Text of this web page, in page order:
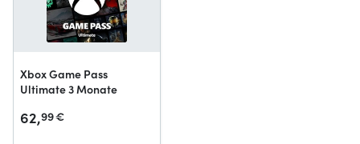
Xbox Game Pass
Ultimate 3 Monate
62,99€